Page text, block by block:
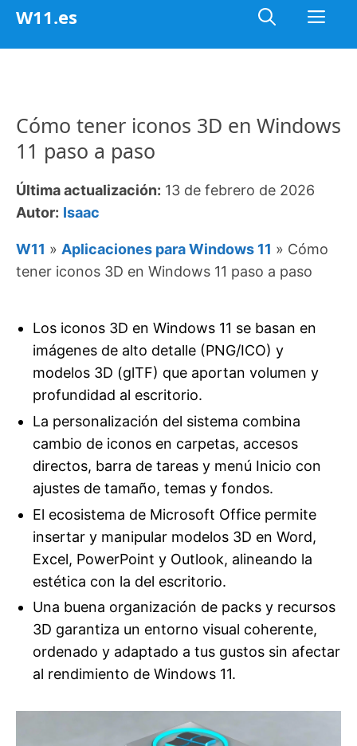
Saltar
W11.es
Cómo tener iconos 3D en Windows
11 paso a paso
Última actualización: 13 de febrero de 2026
Autor: Isaac
W11 » Aplicaciones para Windows 11 » Cómo
tener iconos 3D en Windows 11 paso a paso
Los iconos 3D en Windows 11 se basan en
imágenes de alto detalle (PNG/ICO) y
modelos 3D (glTF) que aportan volumen y
profundidad al escritorio.
La personalización del sistema combina
cambio de iconos en carpetas, accesos
directos, barra de tareas y menú Inicio con
ajustes de tamaño, temas y fondos.
El ecosistema de Microsoft Office permite
insertar y manipular modelos 3D en Word,
Excel, PowerPoint y Outlook, alineando la
estética con la del escritorio.
Una buena organización de packs y recursos
3D garantiza un entorno visual coherente,
ordenado y adaptado a tus gustos sin afectar
al rendimiento de Windows 11.